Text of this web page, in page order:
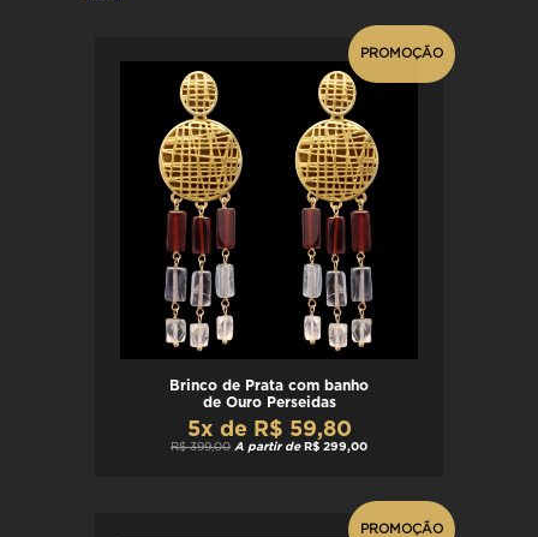
PROMOÇÃO
Brinco de Prata com banho
de Ouro Perseidas
5x de R$ 59,80
R$ 399,00 A partir de R$ 299,00
PROMOÇÃO